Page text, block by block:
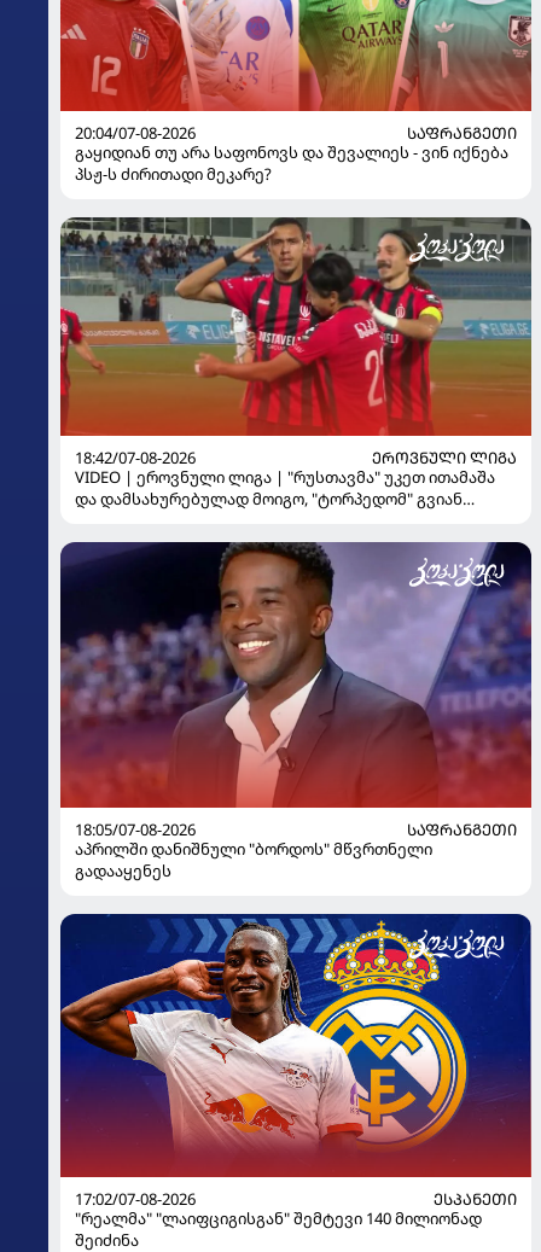
20:04/07-08-2026
ᲡᲐᲤᲠᲐᲜᲒᲔᲗᲘ
გაყიდიან თუ არა საფონოვს და შევალიეს - ვინ იქნება
პსჟ-ს ძირითადი მეკარე?
18:42/07-08-2026
ᲔᲠᲝᲕᲜᲣᲚᲘ ᲚᲘᲒᲐ
VIDEO | ეროვნული ლიგა | "რუსთავმა" უკეთ ითამაშა
და დამსახურებულად მოიგო, "ტორპედომ" გვიან
18:05/07-08-2026
ᲡᲐᲤᲠᲐᲜᲒᲔᲗᲘ
აპრილში დანიშნული "ბორდოს" მწვრთნელი
გადააყენეს
17:02/07-08-2026
ᲔᲡᲞᲐᲜᲔᲗᲘ
"რეალმა" "ლაიფციგისგან" შემტევი 140 მილიონად
შეიძინა